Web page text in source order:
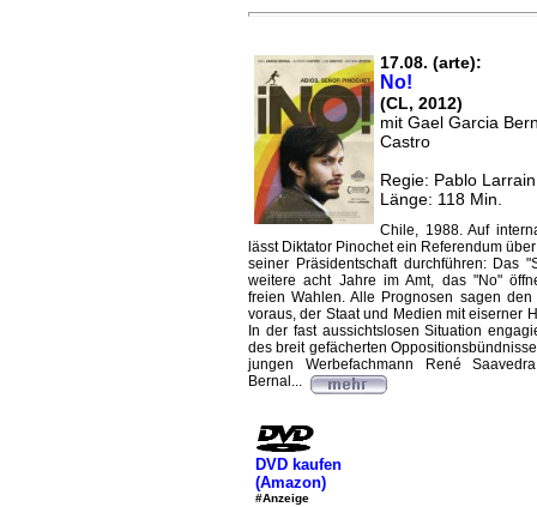
17.08. (arte):
No!
(CL, 2012)
mit Gael Garcia
Castro
Regie: Pablo Larrain
Länge: 118 Min.
Chile, 1988. Auf
lässt Diktator Pinochet ein Referendum
seiner Präsidentschaft durchführen: Das
weitere acht Jahre im Amt, das "No"
freien Wahlen. Alle Prognosen sagen den
voraus, der Staat und Medien mit eiserner
In der fast aussichtslosen Situation
des breit gefächerten
jungen Werbefachmann René
Bernal...
DVD kaufen
(Amazon)
#Anzeige